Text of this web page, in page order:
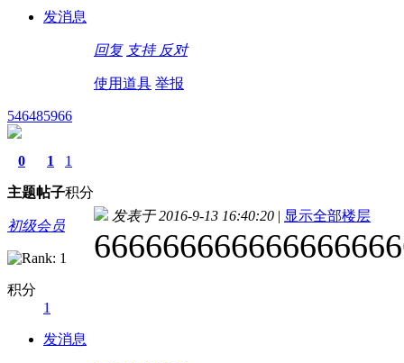
发消息
回复 支持 反对
使用道具 举报
546485966
0
主题
1
帖子
1
积分
初级会员
积分
1
发消息
发表于 2016-9-13 16:40:20 | 显示全部楼层